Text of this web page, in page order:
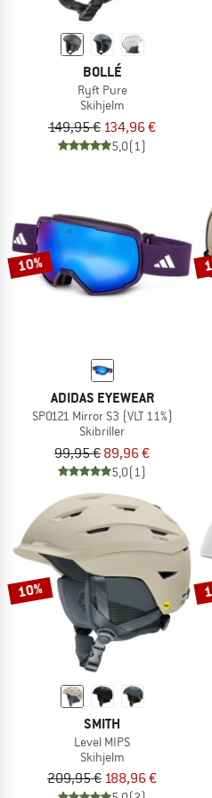
BOLLÉ
Ryft Pure
Skihjelm
149,95 € 134,96 €
5,0(1)
10%
ADIDAS EYEWEAR
SP0121 Mirror S3 (VLT 11%)
Skibriller
99,95 € 89,96 €
5,0(1)
10%
SMITH
Level MIPS
Skihjelm
209,95 € 188,96 €